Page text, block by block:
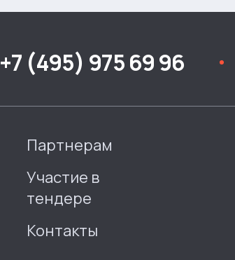
+7 (495) 975 69 96
Партнерам
Участие в
тендере
Контакты